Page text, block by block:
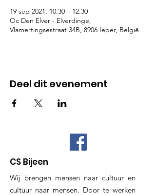
19 sep 2021, 10:30 – 12:30
Oc Den Elver - Elverdinge,
Vlamertingsestraat 34B, 8906 Ieper, België
Deel dit evenement
CS Bijeen
Wij brengen mensen naar cultuur en
cultuur naar mensen. Door te werken